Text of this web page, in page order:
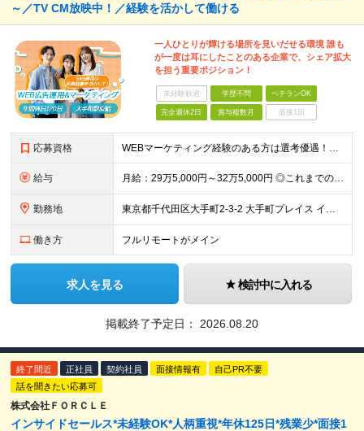
～／TV CM放映中！／経験を活かして働ける
一人ひとりが輝ける場所を見いだせる環境 誰も
が一度は耳にしたことのある企業で、シェア拡大
を担う重要ポジション！
未経験歓迎 学歴不問 ベテランOK
完全週休2日 賞与複数月 面接1回
応募資格 WEBマーケティング経験のある方は選考優遇！人物重視の採用です◎ 【必須条件】 ◎WEB広告の企画～運用までのご経験（年数不問） ◎Google Analytics 4（GA4）を使用したご経験のあ
給与 月給：29万5,000円～32万5,000円 ◎これまでの経験と能力を考慮の上、決定します！ ☆明確な評価制度とキャリア形成 当社では個人の頑張りを反映する明確な評価制度を設けています。将来にわた
勤務地 東京都千代田区大手町2-3-2 大手町プレイス イーストタワー6階
働き方 フルリモートがメイン
求人を見る 検討中に入れる
掲載終了予定日： 2026.08.20
終了間近 正社員 契約社員 面接情報有
自己PR不要
話を聞きたい応募可
株式会社ＦＯＲＣＬＥ
インサイドセールス*未経験OK*人柄重視*年休125日*残業少*面接1